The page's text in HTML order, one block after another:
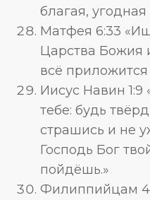
благая,
Матфея 6:33
Царства Божия
всё приложится
Иисус Навин
тебе: будь
страшись и не
Господь Бог
пойдёшь.»
Филиппийцам